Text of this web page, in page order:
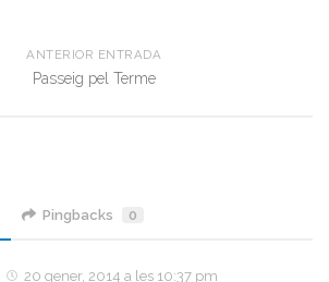
ANTERIOR ENTRADA
Passeig pel Terme
Pingbacks 0
20 gener, 2014 a les 10:37 pm